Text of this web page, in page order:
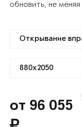
обновить, не
от 96 055